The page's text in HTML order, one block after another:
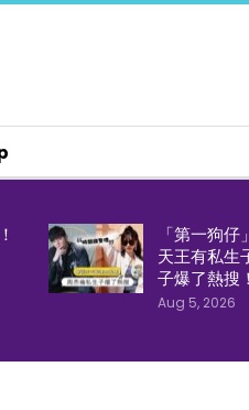
「第一狗
天王有私生
子爆了熱搜
Aug 5, 2026